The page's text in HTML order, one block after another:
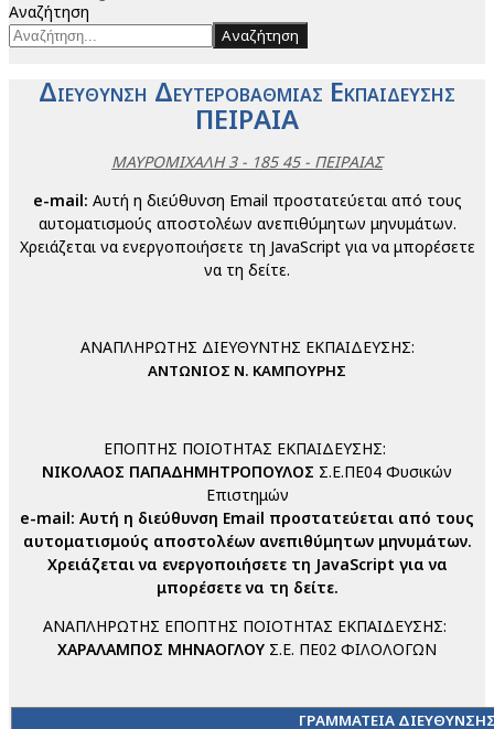
Αναζήτηση
Αναζήτηση
ΔΙΕΥΘΥΝΣΗ ΔΕΥΤΕΡΟΒΑΘΜΙΑΣ ΕΚΠΑΙΔΕΥΣΗΣ
ΠΕΙΡΑΙΑ
ΜΑΥΡΟΜΙΧΑΛΗ 3 - 185 45 - ΠΕΙΡΑΙΑΣ
e-mail: Αυτή η διεύθυνση Email προστατεύεται από τους
αυτοματισμούς αποστολέων ανεπιθύμητων μηνυμάτων.
Χρειάζεται να ενεργοποιήσετε τη JavaScript για να μπορέσετε
να τη δείτε.
ΑΝΑΠΛΗΡΩΤΗΣ ΔΙΕΥΘΥΝΤΗΣ ΕΚΠΑΙΔΕΥΣΗΣ:
ΑΝΤΩΝΙΟΣ Ν. ΚΑΜΠΟΥΡΗΣ
ΕΠΟΠΤΗΣ ΠΟΙΟΤΗΤΑΣ ΕΚΠΑΙΔΕΥΣΗΣ:
ΝΙΚΟΛΑΟΣ ΠΑΠΑΔΗΜΗΤΡΟΠΟΥΛΟΣ Σ.Ε.ΠΕ04 Φυσικών
Επιστημών
e-mail: Αυτή η διεύθυνση Email προστατεύεται από τους
αυτοματισμούς αποστολέων ανεπιθύμητων μηνυμάτων.
Χρειάζεται να ενεργοποιήσετε τη JavaScript για να
μπορέσετε να τη δείτε.
ΑΝΑΠΛΗΡΩΤΗΣ ΕΠΟΠΤΗΣ ΠΟΙΟΤΗΤΑΣ ΕΚΠΑΙΔΕΥΣΗΣ:
ΧΑΡΑΛΑΜΠΟΣ ΜΗΝΑΟΓΛΟΥ Σ.Ε. ΠΕ02 ΦΙΛΟΛΟΓΩΝ
ΓΡΑΜΜΑΤΕΙΑ